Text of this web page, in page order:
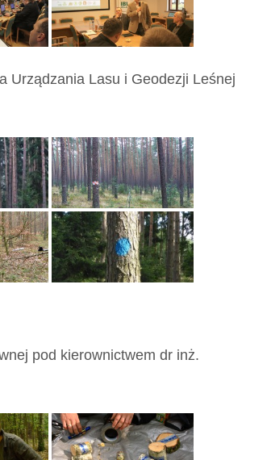
Urządzania Lasu i Geodezji Leśnej
pod kierownictwem dr inż.